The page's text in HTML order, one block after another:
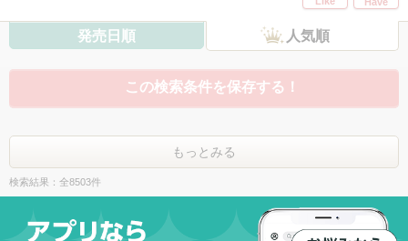
発売日順 人気順
この検索条件を保存する！
もっとみる
検索結果：全8503件